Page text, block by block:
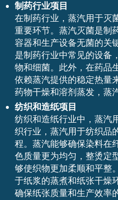
制药行业项目
在制药行业，蒸汽用于灭
重要环节。蒸汽灭菌是制
容器和生产设备无菌的关
是制药行业中常见的设备
物和细菌。此外，在药品
依赖蒸汽提供的稳定热量
药物干燥和溶剂蒸发，蒸
纺织和造纸项目
纺织和造纸行业中，蒸汽
织行业，蒸汽用于纺织品
程。蒸汽能够确保染料在
色质量更为均匀，整烫定
够使织物更加柔顺和平整
于纸浆的蒸煮和纸张干燥
确保纸张质量和生产效率